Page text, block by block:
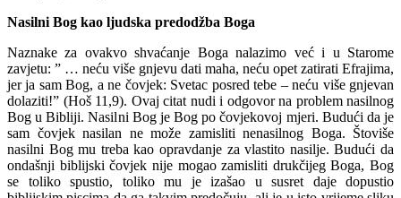
Nasilni Bog kao ljudska predodžba Boga
Naznake za ovakvo shvaćanje Boga nalazimo već i u Starome
zavjetu: ” … neću više gnjevu dati maha, neću opet zatirati Efrajima,
jer ja sam Bog, a ne čovjek: Svetac posred tebe – neću više gnjevan
dolaziti!” (Hoš 11,9). Ovaj citat nudi i odgovor na problem nasilnog
Bog u Bibliji. Nasilni Bog je Bog po čovjekovoj mjeri. Budući da je
sam čovjek nasilan ne može zamisliti nenasilnog Boga. Štoviše
nasilni Bog mu treba kao opravdanje za vlastito nasilje. Budući da
ondašnji biblijski čovjek nije mogao zamisliti drukčijeg Boga, Bog
se toliko spustio, toliko mu je izašao u susret daje dopustio